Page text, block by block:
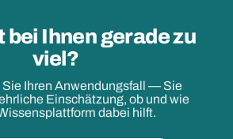
bei Ihnen gerade zu
viel?
Sie Ihren Anwendungsfall — Sie
Einschätzung, ob und wie
dabei hilft.